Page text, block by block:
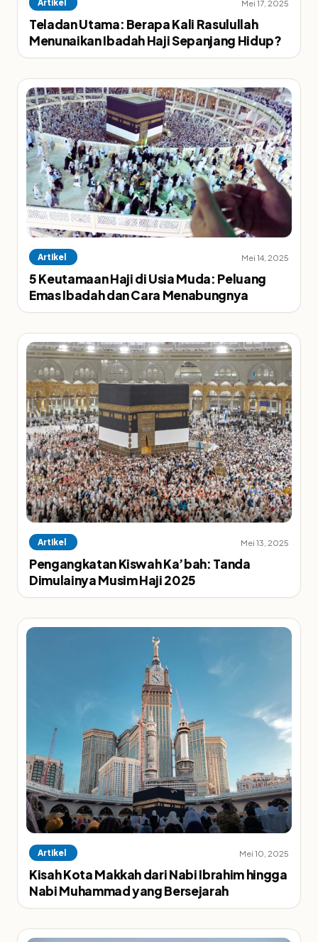
Artikel Mei 17, 2025
Teladan Utama: Berapa Kali Rasulullah
Menunaikan Ibadah Haji Sepanjang Hidup?
Artikel Mei 14, 2025
5 Keutamaan Haji di Usia Muda: Peluang
Emas Ibadah dan Cara Menabungnya
Artikel Mei 13, 2025
Pengangkatan Kiswah Ka’bah: Tanda
Dimulainya Musim Haji 2025
Artikel Mei 10, 2025
Kisah Kota Makkah dari Nabi Ibrahim hingga
Nabi Muhammad yang Bersejarah